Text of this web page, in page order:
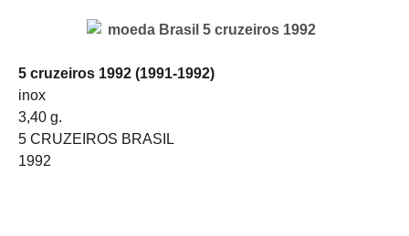
5 cruzeiros 1992 (1991-1992)
inox
3,40 g.
5 CRUZEIROS BRASIL
1992